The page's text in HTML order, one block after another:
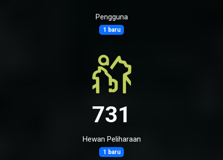
Pengguna
1 baru
731
Hewan Peliharaan
1 baru